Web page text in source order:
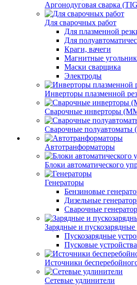
Аргонодуговая сварка
Для сварочных работ
Для плазменной
Для
Краги, вачеги
Магнитные
Маски сварщика
Электроды
Инверторы плазменной
Сварочные инверторы
Сварочные полуавтоматы
Автотранформаторы
Блоки автоматического
Генераторы
Бензиновые
Дизельные
Сварочные
Зарядные и пускозарядные
Пускозарядные
Пусковые устройства
Источники
Сетевые удлинители